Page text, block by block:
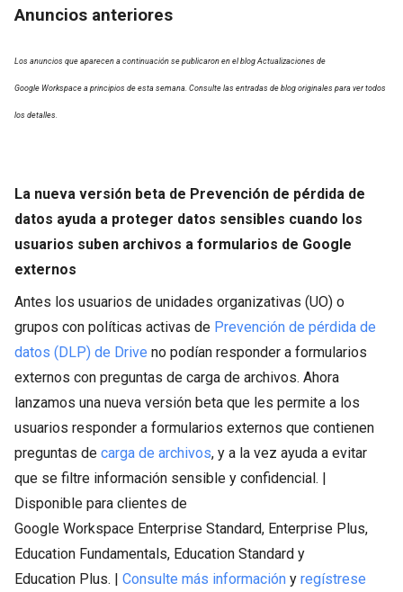
Anuncios anteriores
Los anuncios que aparecen a continuación se publicaron en el blog Actualizaciones de
Google Workspace a principios de esta semana. Consulte las entradas de blog originales para ver todos
los detalles.
La nueva versión beta de Prevención de pérdida de
datos ayuda a proteger datos sensibles cuando los
usuarios suben archivos a formularios de Google
externos
Antes los usuarios de unidades organizativas (UO) o
grupos con políticas activas de Prevención de pérdida de
datos (DLP) de Drive no podían responder a formularios
externos con preguntas de carga de archivos. Ahora
lanzamos una nueva versión beta que les permite a los
usuarios responder a formularios externos que contienen
preguntas de carga de archivos, y a la vez ayuda a evitar
que se filtre información sensible y confidencial. |
Disponible para clientes de
Google Workspace Enterprise Standard, Enterprise Plus,
Education Fundamentals, Education Standard y
Education Plus. | Consulte más información y regístrese